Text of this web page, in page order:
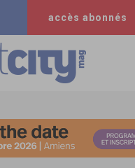
accès abonnés